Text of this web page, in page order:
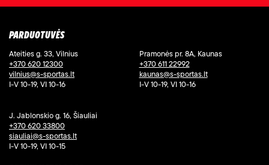
PARDUOTUVĖS
Ateities g. 33, Vilnius
+370 620 12300
vilnius@s-sportas.lt
I-V 10-19, VI 10-16
Pramonės pr. 8A, Kaunas
+370 611 22992
kaunas@s-sportas.lt
I-V 10-19, VI 10-16
J. Jablonskio g. 16, Šiauliai
+370 620 33800
siauliai@s-sportas.lt
I-V 10-19, VI 10-15